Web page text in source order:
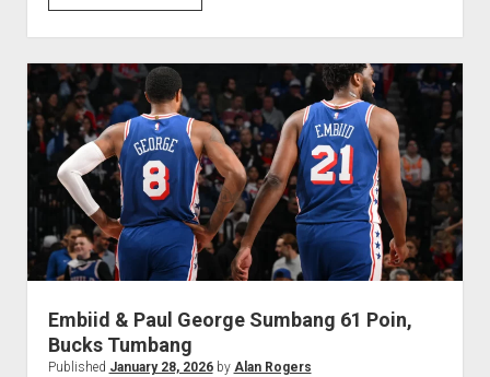
Curry
Berpotensi
Salip
Poin
Duncan
dan
Olajuwon
Embiid & Paul George Sumbang 61 Poin,
Bucks Tumbang
Published January 28, 2026by Alan Rogers